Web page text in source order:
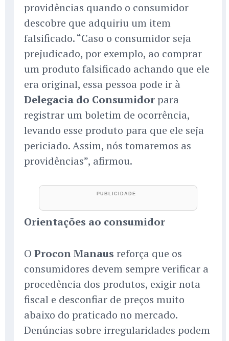
providências quando o consumidor
descobre que adquiriu um item
falsificado. “Caso o consumidor seja
prejudicado, por exemplo, ao comprar
um produto falsificado achando que ele
era original, essa pessoa pode ir à
Delegacia do Consumidor para
registrar um boletim de ocorrência,
levando esse produto para que ele seja
periciado. Assim, nós tomaremos as
providências”, afirmou.
Orientações ao consumidor
O Procon Manaus reforça que os
consumidores devem sempre verificar a
procedência dos produtos, exigir nota
fiscal e desconfiar de preços muito
abaixo do praticado no mercado.
Denúncias sobre irregularidades podem